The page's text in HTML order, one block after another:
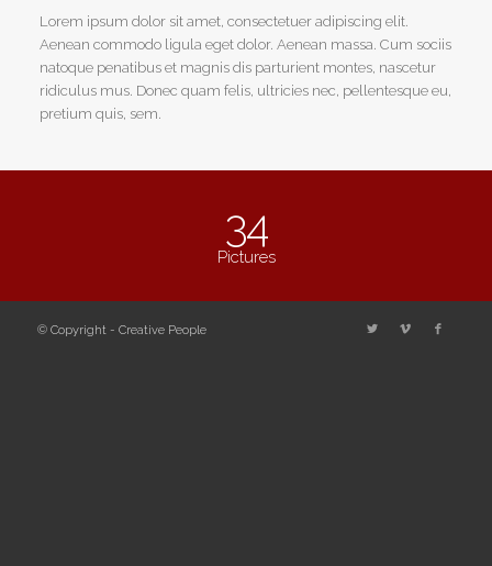
Lorem ipsum dolor sit amet, consectetuer adipiscing elit.
Aenean commodo ligula eget dolor. Aenean massa. Cum sociis
natoque penatibus et magnis dis parturient montes, nascetur
ridiculus mus. Donec quam felis, ultricies nec, pellentesque eu,
pretium quis, sem.
34
Pictures
© Copyright - Creative People